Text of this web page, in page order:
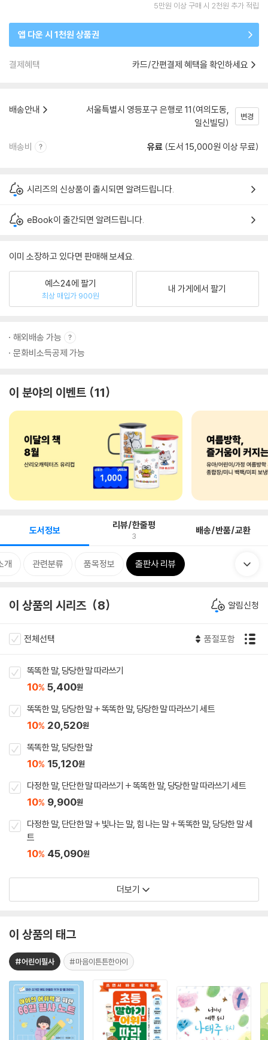
5만원 이상 구매 시 2천원 추가 적립
앱 다운 시 1천원 상품권
결제혜택 카드/간편결제 혜택을 확인하세요
배송안내
서울특별시 영등포구 은행로 11(여의도동,
일신빌딩)
변경
배송비 유료 (도서 15,000원 이상 무료)
시리즈의 신상품이 출시되면 알려드립니다.
eBook이 출간되면 알려드립니다.
이미 소장하고 있다면 판매해 보세요.
예스24에 팔기
최상 매입가 900원
내 가게에서 팔기
해외배송 가능
문화비소득공제 가능
이 분야의 이벤트 11
도서정보 리뷰/한줄평
3 배송/반품/교환
개 관련분류 품목정보 출판사 리뷰
이 상품의 시리즈 8 알림신청
전체선택 품절포함
똑똑한 말, 당당한 말 따라쓰기
10% 5,400원
똑똑한 말, 당당한 말 + 똑똑한 말, 당당한 말 따라쓰기 세트
10% 20,520원
똑똑한 말, 당당한 말
10% 15,120원
다정한 말, 단단한 말 따라쓰기 + 똑똑한 말, 당당한 말 따라쓰기 세트
10% 9,900원
다정한 말, 단단한 말 + 빛나는 말, 힘 나는 말 + 똑똑한 말, 당당한 말 세
트
10% 45,090원
더보기
이 상품의 태그
#어린이필사 #마음이튼튼한아이